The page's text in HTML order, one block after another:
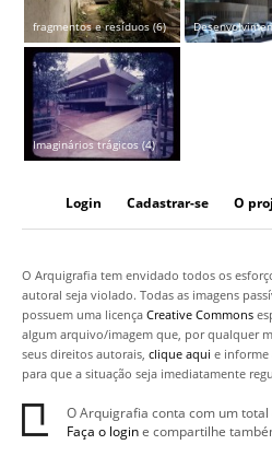
fragmentos e resíduos (6)
Imaginários trágicos (4)
Login Cadastrar-se O
O Arquigrafia tem envidado todos os
autoral seja violado. Todas as imagens
possuem uma licença Creative Commons
algum arquivo/imagem que, por qualquer
seus direitos autorais, clique aqui e informe
para que a situação seja imediatamente
O Arquigrafia conta com um
Faça o logine compartilhe